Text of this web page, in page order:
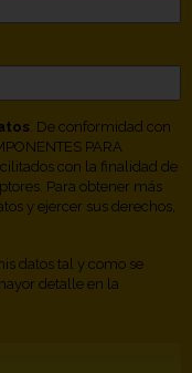
. De conformidad con
PARA
con la finalidad de
Para obtener más
y ejercer sus derechos,
datos tal y como se
detalle en la